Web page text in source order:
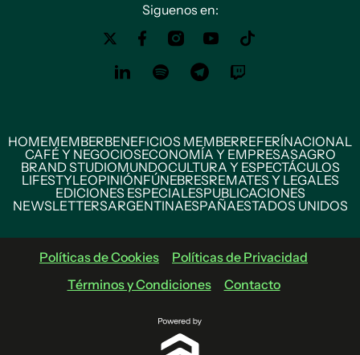
Siguenos en:
HOMEMEMBERBENEFICIOS MEMBERREFERÍNACIONAL
CAFÉ Y NEGOCIOSECONOMÍA Y EMPRESASAGRO
BRAND STUDIOMUNDOCULTURA Y ESPECTÁCULOS
LIFESTYLEOPINIÓNFÚNEBRESREMATES Y LEGALES
EDICIONES ESPECIALESPUBLICACIONES
NEWSLETTERSARGENTINAESPAÑAESTADOS UNIDOS
Políticas de Cookies
Políticas de Privacidad
Términos y Condiciones
Contacto